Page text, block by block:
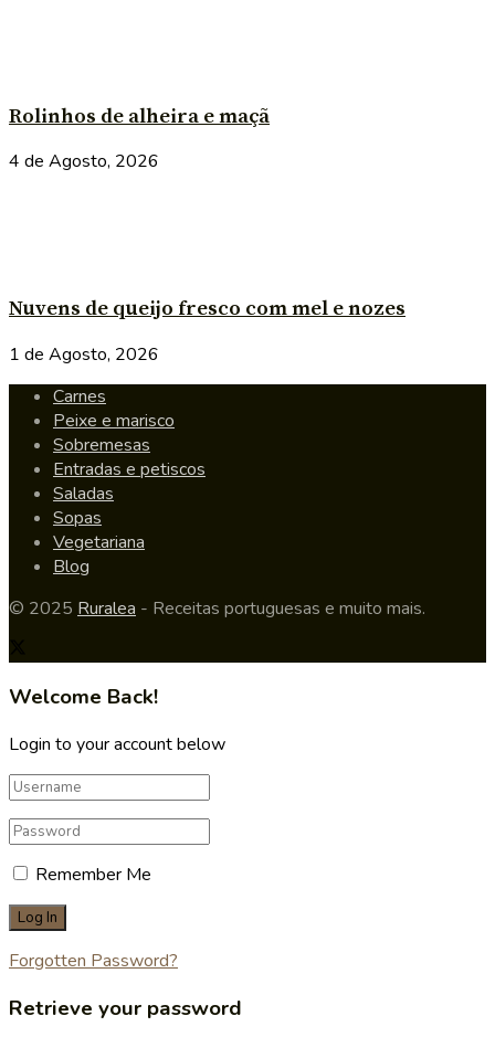
Rolinhos de alheira e maçã
4 de Agosto, 2026
Nuvens de queijo fresco com mel e nozes
1 de Agosto, 2026
Carnes
Peixe e marisco
Sobremesas
Entradas e petiscos
Saladas
Sopas
Vegetariana
Blog
© 2025 Ruralea - Receitas portuguesas e muito mais.
Welcome Back!
Login to your account below
Remember Me
Forgotten Password?
Retrieve your password